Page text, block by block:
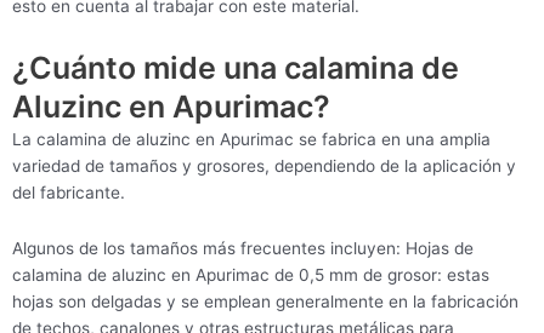
esto en cuenta al trabajar con este material.
¿Cuánto mide una calamina de
Aluzinc en Apurimac?
La calamina de aluzinc en Apurimac se fabrica en una amplia
variedad de tamaños y grosores, dependiendo de la aplicación y
del fabricante.
Algunos de los tamaños más frecuentes incluyen: Hojas de
calamina de aluzinc en Apurimac de 0,5 mm de grosor: estas
hojas son delgadas y se emplean generalmente en la fabricación
de techos, canalones y otras estructuras metálicas para